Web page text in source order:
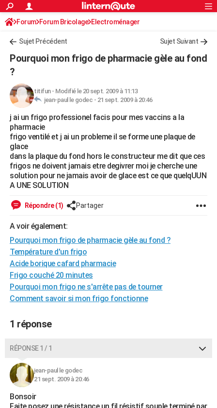
ACTUALITÉS
Politique
Société
Faits Divers
Education
Monde
Villes
+
Programme TV
TNTStreaming
Cinéma
Sorties cinéma
Musique
+FINANCE
Retraite
Impôts
Epargne
Immobilier
Risques naturels par ville
Banque
Assurance
Crédit
AUTO
Essais
Réserver un essai
Citadines
Berlines
SUV
Forum auto
HIGH-TECH
Mobiles
Meilleur smartphone
Internet
Ordinateurs
Jeux vidéo
Guide high-tech
+BRICOLAGE
Forum
Aménagement intérieur
Extérieur
Cuisine
Salle de bains
Jardinage
Rangement
WEEK-END
Guides de France
Escapades
Patrimoine
Expositions
Musées
Week-end nature
+LIFESTYLE
Art de vivre
Bien-être
Loisirs
Mode
Modes de vie
SANTE
Alimentation
Guide de la santé
Maladies
Médicaments
Sommeil
VOYAGE
Destinations
City break
Voyage nature
Voyage de noces
Forum
Climat
+PHOTO
GUIDES D'ACHAT
BONS PLANS
CARTE DE VOEUX
Dictionnaire
Biographies
Citations
Expressions
Proverbes
PROGRAMME TV
COPAINS D'AVANT
S'inscrire
Se connecter
Lycées
Collèges
Primaires
Universités
Entreprises
Service militaire
Avis de recherche
AVIS DE DÉCÈS
FORUM
Bricolage
Lifestyle
Culture
Sport
Auto
Television
Voyage
Cinema
S'inscrire
Connexion
Forum Forum Bricolage Electroménager
Sujet Précédent Sujet Suivant
Pourquoi mon frigo de pharmacie gèle au fond
?
titifun- Modifié le 20 sept. 2009 à 11:13
jean-paul le godec - 21 sept. 2009 à 20:46
j ai un frigo professionel facis pour mes vaccins a la
pharmacie
frigo ventilé et j ai un probleme il se forme une plaque de
glace
dans la plaque du fond hors le constructeur me dit que ces
frigos ne doivent jamais etre degivrer moi je cherche une
solution pour ne jamais avoir de glace est ce que quelqUUN
A UNE SOLUTION
Répondre (1) Partager
A voir également:
Pourquoi mon frigo de pharmacie gèle au fond ?
Température d'un frigo
Acide borique cafard pharmacie
Frigo couché 20 minutes
Pourquoi mon frigo ne s'arrête pas de tourner
Comment savoir si mon frigo fonctionne
1 réponse
RÉPONSE 1 / 1
jean-paul le godec
21 sept. 2009 à 20:46
Bonsoir